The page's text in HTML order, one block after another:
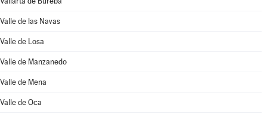
Valle de las Navas
Valle de Losa
Valle de Manzanedo
Valle de Mena
Valle de Oca